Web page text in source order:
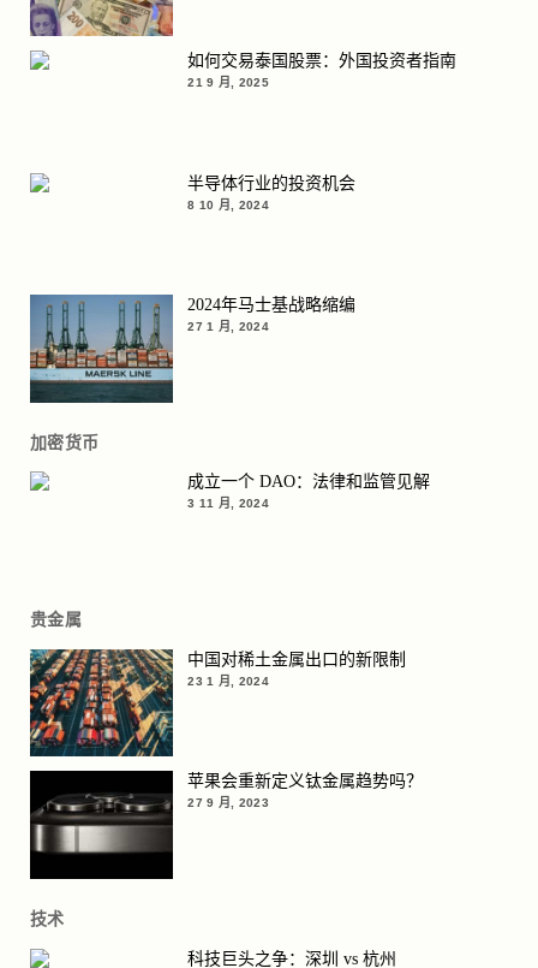
如何交易泰国股票：外国投资者指南
21 9 月, 2025
半导体行业的投资机会
8 10 月, 2024
2024年马士基战略缩编
27 1 月, 2024
加密货币
成立一个 DAO：法律和监管见解
3 11 月, 2024
贵金属
中国对稀土金属出口的新限制
23 1 月, 2024
苹果会重新定义钛金属趋势吗？
27 9 月, 2023
技术
科技巨头之争：深圳 vs 杭州